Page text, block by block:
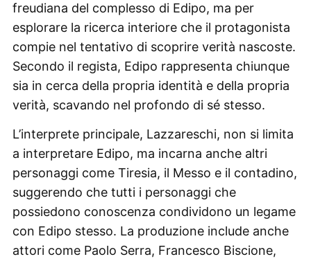
freudiana del complesso di Edipo, ma per
esplorare la ricerca interiore che il protagonista
compie nel tentativo di scoprire verità nascoste.
Secondo il regista, Edipo rappresenta chiunque
sia in cerca della propria identità e della propria
verità, scavando nel profondo di sé stesso.
L’interprete principale, Lazzareschi, non si limita
a interpretare Edipo, ma incarna anche altri
personaggi come Tiresia, il Messo e il contadino,
suggerendo che tutti i personaggi che
possiedono conoscenza condividono un legame
con Edipo stesso. La produzione include anche
attori come Paolo Serra, Francesco Biscione,